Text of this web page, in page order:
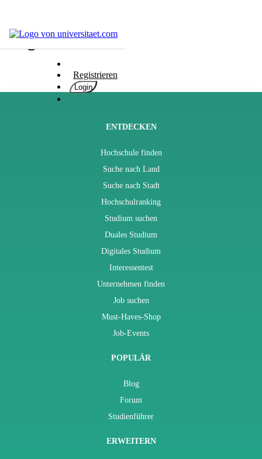
Registrieren
Login
Blog
ENTDECKEN
Hochschule finden
Suche nach Land
Suche nach Stadt
Hochschulranking
Studium suchen
Duales Studium
Digitales Studium
Interessentest
Unternehmen finden
Job suchen
Must-Haves-Shop
Job-Events
POPULÄR
Blog
Forum
Studienführer
ERWEITERN